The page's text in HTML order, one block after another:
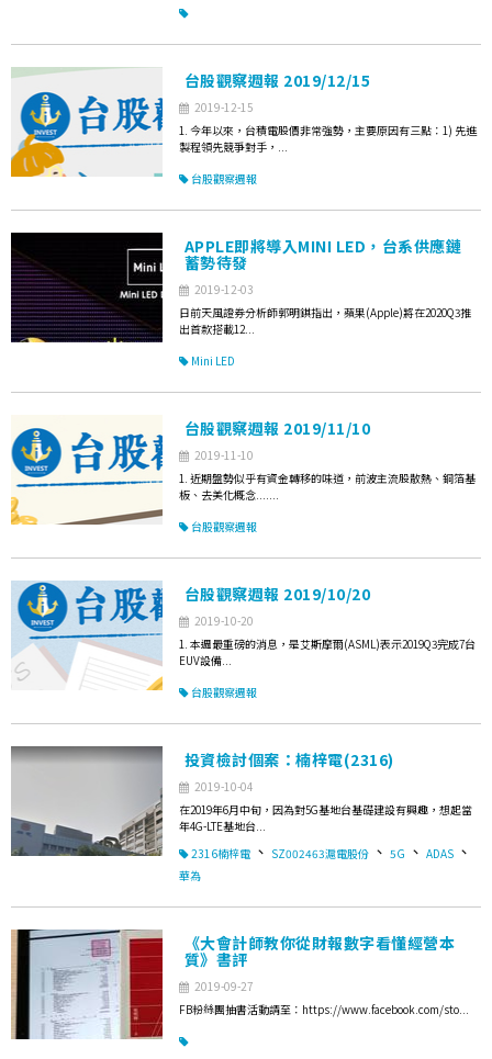
台股觀察週報 2019/12/15
2019-12-15
1. 今年以來，台積電股價非常強勢，主要原因有三點：1) 先進
製程領先競爭對手，...
台股觀察週報
APPLE即將導入MINI LED，台系供應鏈
蓄勢待發
2019-12-03
日前天風證券分析師郭明錤指出，蘋果(Apple)將在2020Q3推
出首款搭載12...
Mini LED
台股觀察週報 2019/11/10
2019-11-10
1. 近期盤勢似乎有資金轉移的味道，前波主流股散熱、銅箔基
板、去美化概念.......
台股觀察週報
台股觀察週報 2019/10/20
2019-10-20
1. 本週最重磅的消息，是艾斯摩爾(ASML)表示2019Q3完成7台
EUV設備...
台股觀察週報
投資檢討個案：楠梓電(2316)
2019-10-04
在2019年6月中旬，因為對5G基地台基礎建設有興趣，想起當
年4G-LTE基地台...
2316楠梓電 、 SZ002463滬電股份 、 5G 、 ADAS 、
華為
《大會計師教你從財報數字看懂經營本
質》書評
2019-09-27
FB粉絲團抽書活動請至：https://www.facebook.com/sto...